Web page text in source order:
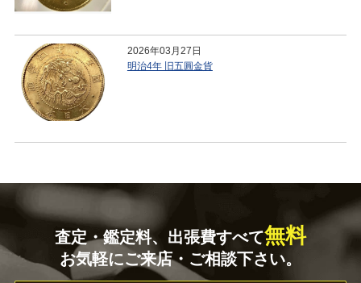
2026年03月27日
明治4年 旧五圓金貨
査定・鑑定料、出張費すべて無料
お気軽にご来店・ご相談下さい。